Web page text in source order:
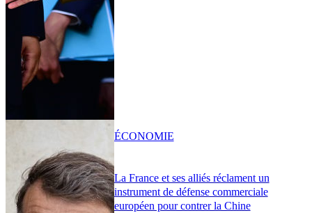
La France et ses alliés réclament un
instrument de défense commerciale
européen pour contrer la Chine
ÉCONOMIE